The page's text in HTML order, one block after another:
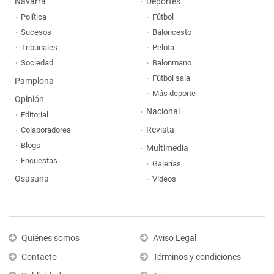
Política
Sucesos
Tribunales
Sociedad
Pamplona
Opinión
Editorial
Colaboradores
Blogs
Encuestas
Osasuna
Fútbol
Baloncesto
Pelota
Balonmano
Fútbol sala
Más deporte
Nacional
Revista
Multimedia
Galerías
Vídeos
Quiénes somos
Contacto
Aviso Legal
Términos y condiciones